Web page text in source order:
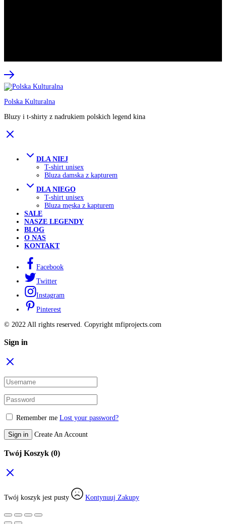
Polska Kulturalna
Bluzy i t-shirty z nadrukiem polskich legend kina
DLA NIEJ
T-shirt unisex
Bluza damska z kapturem
DLA NIEGO
T-shirt unisex
Bluza męska z kapturem
SALE
NASZE LEGENDY
BLOG
O NAS
KONTAKT
Facebook
Twitter
Instagram
Pinterest
© 2022 All rights reserved. Copyright mfiprojects.com
Sign in
Remember me Lost your password?
Sign in Create An Account
Twój Koszyk (0)
Twój koszyk jest pusty Kontynuuj Zakupy